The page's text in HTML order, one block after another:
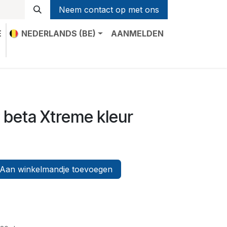
Neem contact op met ons
NEDERLANDS (BE)
AANMELDEN
Xtreme kleur
Aan winkelmandje toevoegen